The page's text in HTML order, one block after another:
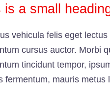
is a small
vehicula felis eget
cursus auctor. Morbi
tincidunt tempor,
fermentum, mauris metus